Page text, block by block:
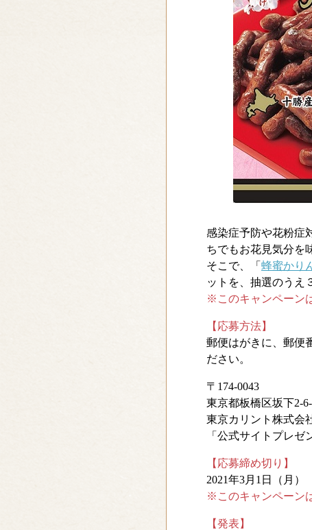
感染症予防や花粉症
ちでもお花見気分を
そこで、「 蜂蜜かり
ットを、抽選のうえ
※このキャンペーン
【応募方法】
郵便はがきに、郵便
ださい。
〒174-0043
東京都板橋区坂下2-
東京カリント株式
「公式サイトプレ
【応募締め切り】
2021年3月1日（月
※このキャンペーン
【発表】